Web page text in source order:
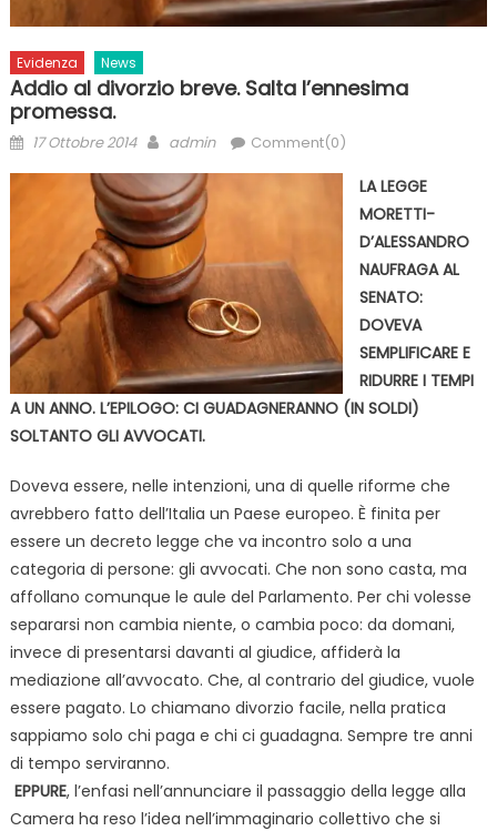
Evidenza News
Addio al divorzio breve. Salta l’ennesima
promessa.
Posted
17 Ottobre 2014 Author
admin Comment(0)
LA LEGGE
MORETTI-
D’ALESSANDRO
NAUFRAGA AL
SENATO:
DOVEVA
SEMPLIFICARE E
RIDURRE I TEMPI
A UN ANNO. L’EPILOGO: CI GUADAGNERANNO (IN SOLDI)
SOLTANTO GLI AVVOCATI.
Doveva essere, nelle intenzioni, una di quelle riforme che
avrebbero fatto dell’Italia un Paese europeo. È finita per
essere un decreto legge che va incontro solo a una
categoria di persone: gli avvocati. Che non sono casta, ma
affollano comunque le aule del Parlamento. Per chi volesse
separarsi non cambia niente, o cambia poco: da domani,
invece di presentarsi davanti al giudice, affiderà la
mediazione all’avvocato. Che, al contrario del giudice, vuole
essere pagato. Lo chiamano divorzio facile, nella pratica
sappiamo solo chi paga e chi ci guadagna. Sempre tre anni
di tempo serviranno.
EPPURE, l’enfasi nell’annunciare il passaggio della legge alla
Camera ha reso l’idea nell’immaginario collettivo che si